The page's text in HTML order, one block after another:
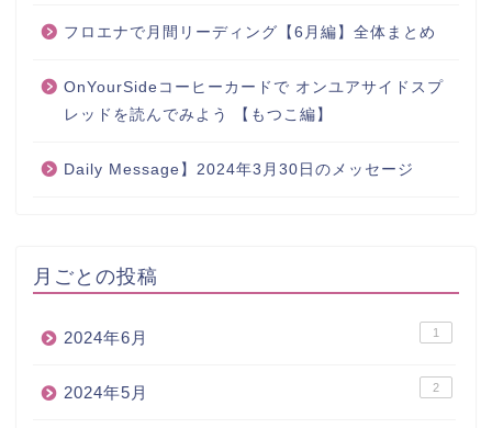
フロエナで月間リーディング【6月編】全体まとめ
OnYourSideコーヒーカードで オンユアサイドスプ
レッドを読んでみよう 【もつこ編】
Daily Message】2024年3月30日のメッセージ
月ごとの投稿
2024年6月 1
2024年5月 2